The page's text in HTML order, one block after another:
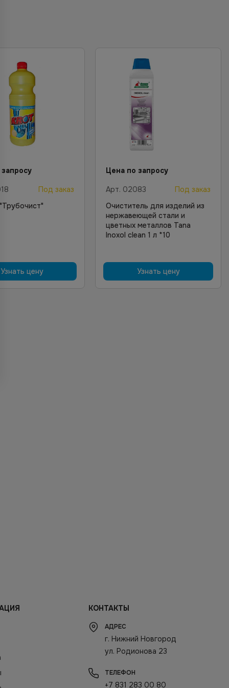
Под заказ
Узнать цену
Цена по запросу
Арт. 02083
Под заказ
Очиститель для изделий из
нержавеющей стали и
цветных металлов Tana
Inoxol clean 1 л *10
Узнать цену
КОНТАКТЫ
АДРЕС
г. Нижний Новгород
ул. Родионова 23
ТЕЛЕФОН
+7 831 283 00 80